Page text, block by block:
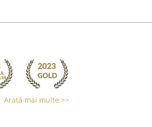
Arată mai multe >>